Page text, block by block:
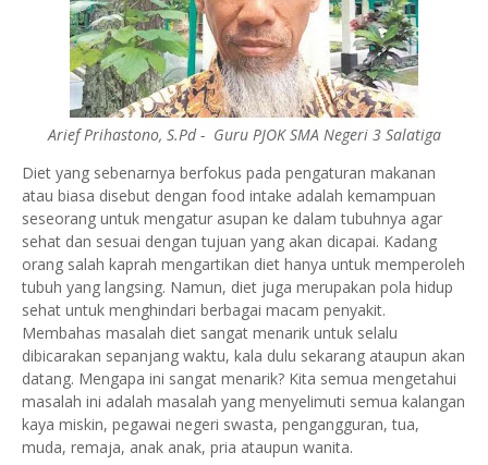
Arief Prihastono, S.Pd - Guru PJOK SMA Negeri 3 Salatiga
Diet yang sebenarnya berfokus pada pengaturan makanan
atau biasa disebut dengan food intake adalah kemampuan
seseorang untuk mengatur asupan ke dalam tubuhnya agar
sehat dan sesuai dengan tujuan yang akan dicapai. Kadang
orang salah kaprah mengartikan diet hanya untuk memperoleh
tubuh yang langsing. Namun, diet juga merupakan pola hidup
sehat untuk menghindari berbagai macam penyakit.
Membahas masalah diet sangat menarik untuk selalu
dibicarakan sepanjang waktu, kala dulu sekarang ataupun akan
datang. Mengapa ini sangat menarik? Kita semua mengetahui
masalah ini adalah masalah yang menyelimuti semua kalangan
kaya miskin, pegawai negeri swasta, pengangguran, tua,
muda, remaja, anak anak, pria ataupun wanita.